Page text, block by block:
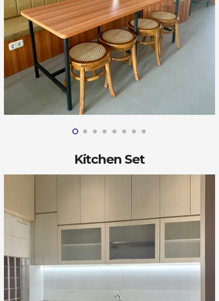
Kitchen Set